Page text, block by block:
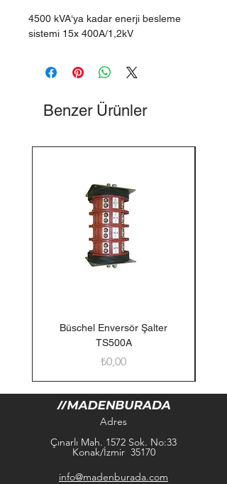
4500 kVA‘ya kadar enerji besleme
sistemi 15x 400A/1,2kV
Benzer Ürünler
Büschel Enversör Şalter
TS500A
Fiyat
₺0,00
Adres
Çınarlı Mah. 1572 Sok. No:33
Konak/İzmir 35170
info@madenburada.com